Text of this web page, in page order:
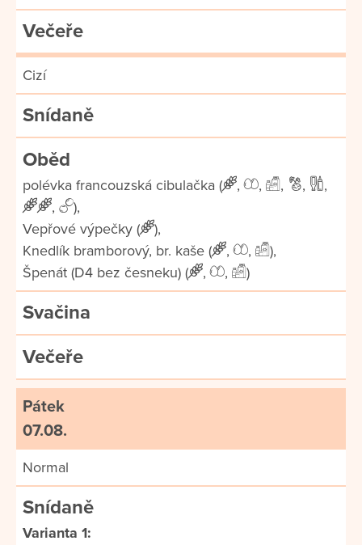
Večeře
Cizí
Snídaně
Oběd
polévka francouzská cibulačka ( , , , ,
,
,
),
Vepřové výpečky (
),
Knedlík bramborový, br. kaše (
, ,
),
Špenát (D4 bez česneku) (
, , )
Svačina
Večeře
Pátek
07.08.
Normal
Snídaně
Varianta 1: